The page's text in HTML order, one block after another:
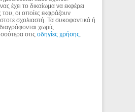
έχει το δικαίωμα να εκφέρει
του, οι οποίες εκφράζουν
σχολιαστή. Τα συκοφαντικά ή
χωρίς
στιςοδηγίες χρήσης